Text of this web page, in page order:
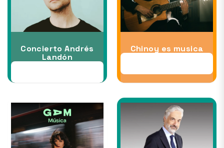
Concierto Andrés
Landón
Chinoy es musica